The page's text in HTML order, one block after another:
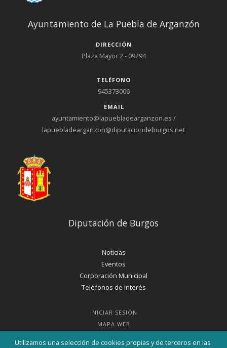
Utilizamos una selección de cookies propias y de terceros en las
Ayuntamiento de La Puebla de Arganzón
DIRECCIÓN
Plaza Mayor 2 - 09294
TELÉFONO
945373006
EMAIL
ayuntamiento@lapuebladearganzon.es /
lapuebladearganzon@diputaciondeburgos.net
Diputación de Burgos
Noticias
Eventos
Corporación Municipal
Teléfonos de interés
INICIAR SESIÓN
MAPA WEB